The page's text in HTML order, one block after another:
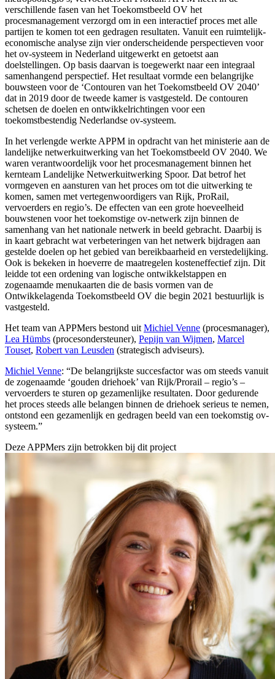
verschillende fasen van het Toekomstbeeld OV het
procesmanagement verzorgd om in een interactief proces met alle
partijen te komen tot een gedragen resultaten. Vanuit een ruimtelijk-
economische analyse zijn vier onderscheidende perspectieven voor
het ov-systeem in Nederland uitgewerkt en getoetst aan
doelstellingen. Op basis daarvan is toegewerkt naar een integraal
samenhangend perspectief. Het resultaat vormde een belangrijke
bouwsteen voor de ‘Contouren van het Toekomstbeeld OV 2040’
dat in 2019 door de tweede kamer is vastgesteld. De contouren
schetsen de doelen en ontwikkelrichtingen voor een
toekomstbestendig Nederlandse ov-systeem.
In het verlengde werkte APPM in opdracht van het ministerie aan de
landelijke netwerkuitwerking van het Toekomstbeeld OV 2040. We
waren verantwoordelijk voor het procesmanagement binnen het
kernteam Landelijke Netwerkuitwerking Spoor. Dat betrof het
vormgeven en aansturen van het proces om tot die uitwerking te
komen, samen met vertegenwoordigers van Rijk, ProRail,
vervoerders en regio’s. De effecten van een grote hoeveelheid
bouwstenen voor het toekomstige ov-netwerk zijn binnen de
samenhang van het nationale netwerk in beeld gebracht. Daarbij is
in kaart gebracht wat verbeteringen van het netwerk bijdragen aan
gestelde doelen op het gebied van bereikbaarheid en verstedelijking.
Ook is bekeken in hoeverre de maatregelen kosteneffectief zijn. Dit
leidde tot een ordening van logische ontwikkelstappen en
zogenaamde menukaarten die de basis vormen van de
Ontwikkelagenda Toekomstbeeld OV die begin 2021 bestuurlijk is
vastgesteld.
Het team van APPMers bestond uit Michiel Venne (procesmanager),
Lea Hümbs (procesondersteuner), Pepijn van Wijmen, Marcel
Touset, Robert van Leusden (strategisch adviseurs).
Michiel Venne: “De belangrijkste succesfactor was om steeds vanuit
de zogenaamde ‘gouden driehoek’ van Rijk/Prorail – regio’s –
vervoerders te sturen op gezamenlijke resultaten. Door gedurende
het proces steeds alle belangen binnen de driehoek serieus te nemen,
ontstond een gezamenlijk en gedragen beeld van een toekomstig ov-
systeem.”
Deze APPMers zijn betrokken bij dit project